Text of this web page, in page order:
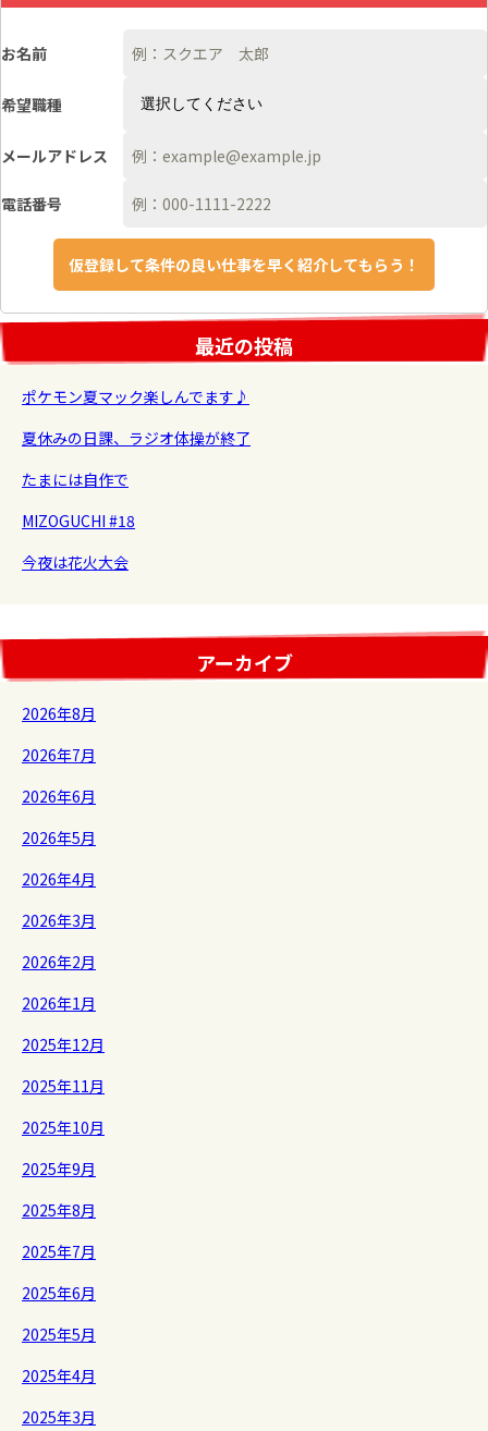
お名前
希望職種
メールアドレス
電話番号
最近の投稿
ポケモン夏マック楽しんでます♪
夏休みの日課、ラジオ体操が終了
たまには自作で
MIZOGUCHI #18
今夜は花火大会
アーカイブ
2026年8月
2026年7月
2026年6月
2026年5月
2026年4月
2026年3月
2026年2月
2026年1月
2025年12月
2025年11月
2025年10月
2025年9月
2025年8月
2025年7月
2025年6月
2025年5月
2025年4月
2025年3月